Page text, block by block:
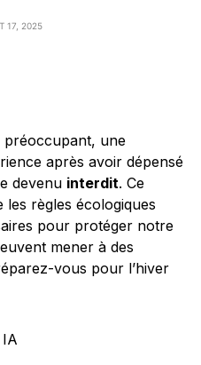
17, 2025
préoccupant, une
après avoir dépensé
devenu interdit. Ce
les règles écologiques
pour protéger notre
mener à des
vous pour l’hiver